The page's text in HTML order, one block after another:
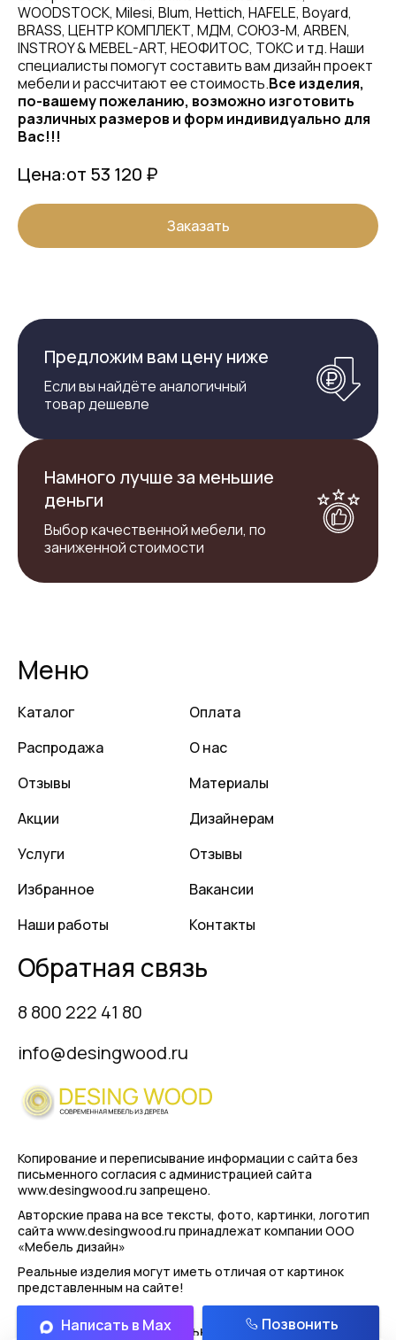
WOODSTOCK, Milesi, Blum, Hettich, HAFELE, Boyard,
BRASS, ЦЕНТР КОМПЛЕКТ, МДМ, СОЮЗ-М, ARBEN,
INSTROY & MEBEL-ART, НЕОФИТОС, ТОКС и тд. Наши
специалисты помогут составить вам дизайн проект
мебели и рассчитают ее стоимость.Все изделия,
по-вашему пожеланию, возможно изготовить
различных размеров и форм индивидуально для
Вас!!!
Цена:от 53 120 ₽
Заказать
Предложим вам цену ниже
Если вы найдёте аналогичный
товар дешевле
Намного лучше за меньшие
деньги
Выбор качественной мебели, по
заниженной стоимости
Меню
Каталог
Распродажа
Отзывы
Акции
Услуги
Избранное
Наши работы
Оплата
О нас
Материалы
Дизайнерам
Отзывы
Вакансии
Контакты
Обратная связь
8 800 222 41 80
info@desingwood.ru
Копирование и переписывание информации с сайта без
письменного согласия с администрацией сайта
www.desingwood.ru запрещено.
Авторские права на все тексты, фото, картинки, логотип
сайта www.desingwood.ru принадлежат компании ООО
«Мебель дизайн»
Реальные изделия могут иметь отличая от картинок
представленным на сайте!
Политика конфиденциальности
Написать в Max Позвонить